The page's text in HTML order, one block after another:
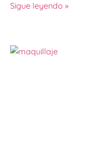
Sigue leyendo »